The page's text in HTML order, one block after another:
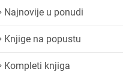
Najnovije u ponudi
Knjige na popustu
Kompleti knjiga